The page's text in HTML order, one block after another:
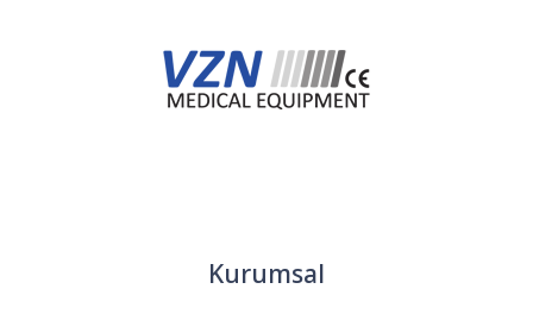
Kurumsal